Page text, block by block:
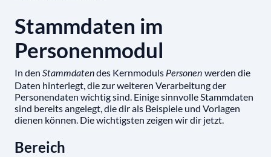
Stammdaten im
Personenmodul
In den Stammdatendes Kernmoduls Personen werden die
Daten hinterlegt, die zur weiteren Verarbeitung der
Personendaten wichtig sind. Einige sinnvolle Stammdaten
sind bereits angelegt, die dir als Beispiele und Vorlagen
dienen können. Die wichtigsten zeigen wir dir jetzt.
Bereich